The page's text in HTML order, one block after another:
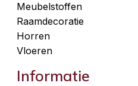
Meubelstoffen
Raamdecoratie
Horren
Vloeren
Informatie